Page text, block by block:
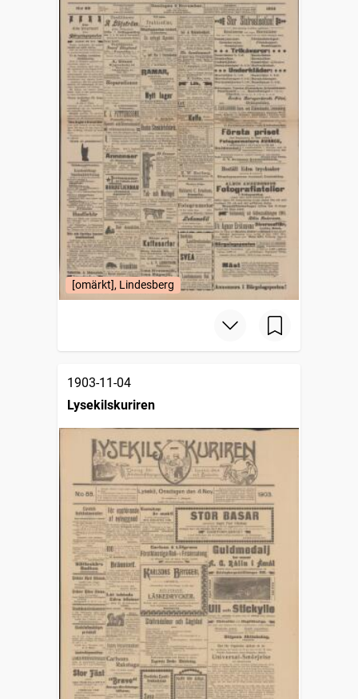
[omärkt], Lindesberg
1903-11-04
Lysekilskuriren